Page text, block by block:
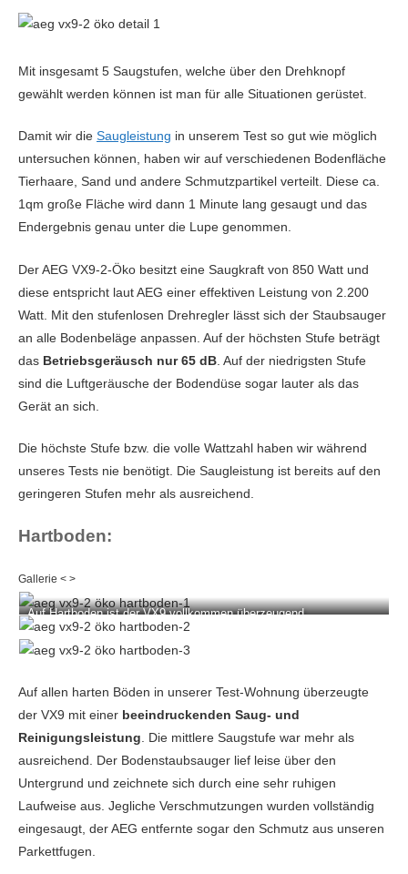
Mit insgesamt 5 Saugstufen, welche über den Drehknopf
gewählt werden können ist man für alle Situationen gerüstet.
Damit wir die Saugleistung in unserem Test so gut wie möglich
untersuchen können, haben wir auf verschiedenen Bodenfläche
Tierhaare, Sand und andere Schmutzpartikel verteilt. Diese ca.
1qm große Fläche wird dann 1 Minute lang gesaugt und das
Endergebnis genau unter die Lupe genommen.
Der AEG VX9-2-Öko besitzt eine Saugkraft von 850 Watt und
diese entspricht laut AEG einer effektiven Leistung von 2.200
Watt. Mit den stufenlosen Drehregler lässt sich der Staubsauger
an alle Bodenbeläge anpassen. Auf der höchsten Stufe beträgt
das Betriebsgeräusch nur 65 dB . Auf der niedrigsten Stufe
sind die Luftgeräusche der Bodendüse sogar lauter als das
Gerät an sich.
Die höchste Stufe bzw. die volle Wattzahl haben wir während
unseres Tests nie benötigt. Die Saugleistung ist bereits auf den
geringeren Stufen mehr als ausreichend.
Hartboden:
Auf Hartboden ist der VX9 vollkommen überzeugend.
Auf allen harten Böden in unserer Test-Wohnung überzeugte
der VX9 mit einer beeindruckenden Saug- und
Reinigungsleistung . Die mittlere Saugstufe war mehr als
ausreichend. Der Bodenstaubsauger lief leise über den
Untergrund und zeichnete sich durch eine sehr ruhigen
Laufweise aus. Jegliche Verschmutzungen wurden vollständig
eingesaugt, der AEG entfernte sogar den Schmutz aus unseren
Parkettfugen.